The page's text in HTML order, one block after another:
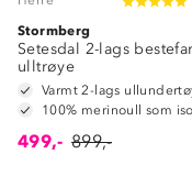
Stormberg
Setesdal 2-lags bestefar
ulltrøye
Varmt 2-lags
499,- 899,-